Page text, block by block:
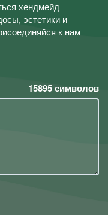
хендмейд
эстетики и
к нам
15895символов